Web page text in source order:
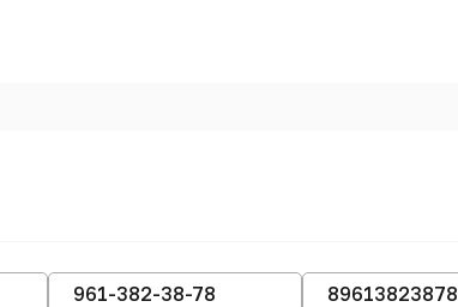
961-382-38-78
89613823878